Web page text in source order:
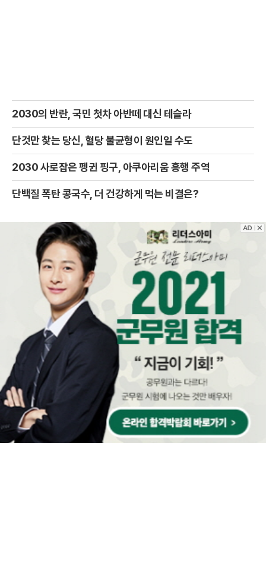
2030의 반란, 국민 첫차 아반떼 대신 테슬라
단것만 찾는 당신, 혈당 불균형이 원인일 수도
2030 사로잡은 펭귄 핑구, 아쿠아리움 흥행 주역
단백질 폭탄 콩국수, 더 건강하게 먹는 비결은?